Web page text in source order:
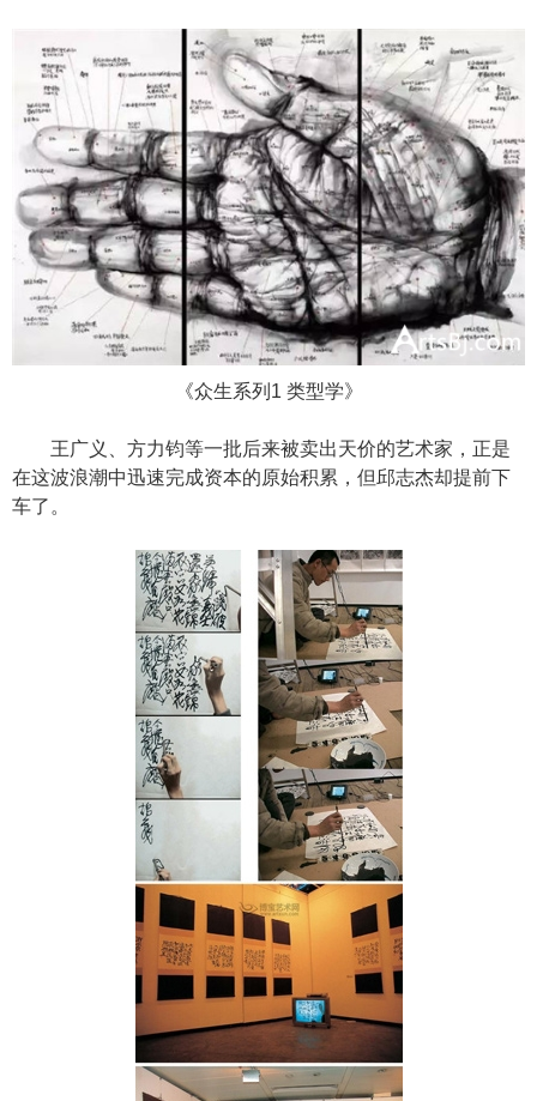
《众生系列1 类型学》
王广义、方力钧等一批后来被卖出天价的艺术家，正是
在这波浪潮中迅速完成资本的原始积累，但邱志杰却提前下
车了。